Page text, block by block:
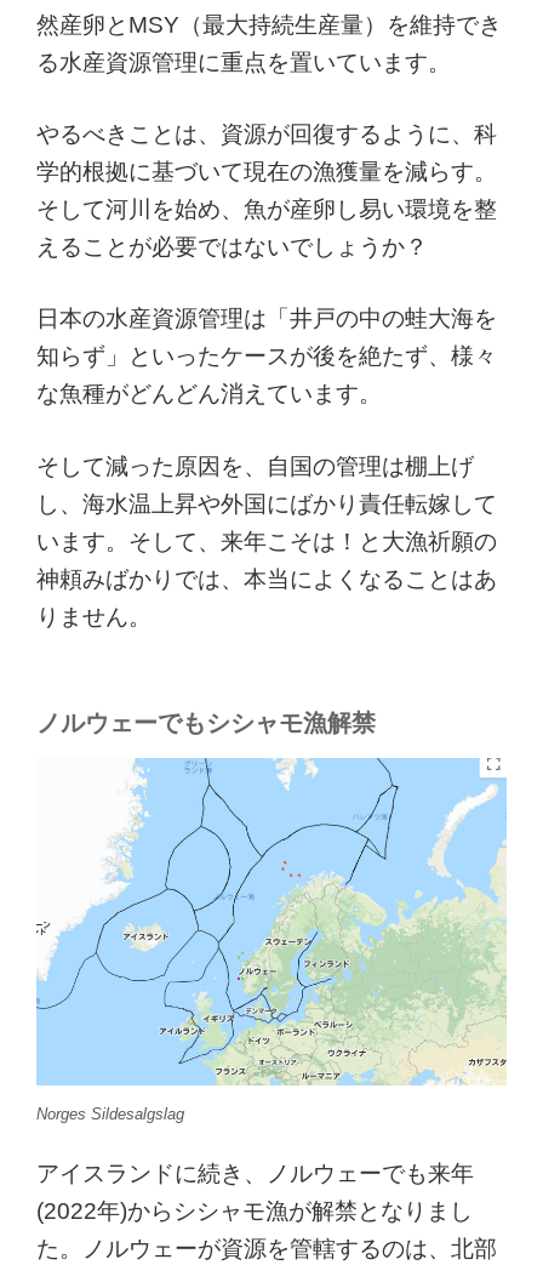
然産卵とMSY（最大持続生産量）を維持でき
る水産資源管理に重点を置いています。
やるべきことは、資源が回復するように、科
学的根拠に基づいて現在の漁獲量を減らす。
そして河川を始め、魚が産卵し易い環境を整
えることが必要ではないでしょうか？
日本の水産資源管理は「井戸の中の蛙大海を
知らず」といったケースが後を絶たず、様々
な魚種がどんどん消えています。
そして減った原因を、自国の管理は棚上げ
し、海水温上昇や外国にばかり責任転嫁して
います。そして、来年こそは！と大漁祈願の
神頼みばかりでは、本当によくなることはあ
りません。
ノルウェーでもシシャモ漁解禁
Norges Sildesalgslag
アイスランドに続き、ノルウェーでも来年
(2022年)からシシャモ漁が解禁となりまし
た。ノルウェーが資源を管轄するのは、北部